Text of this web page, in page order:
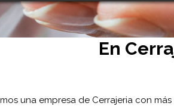
En
una empresa de Cerrajeria con